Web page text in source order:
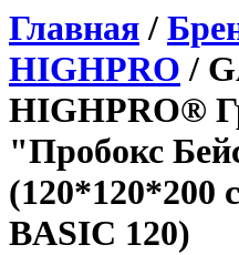
Главная/
HIGHPRO /
HIGHPRO®
"Пробокс
(120*120*200
BASIC 120)